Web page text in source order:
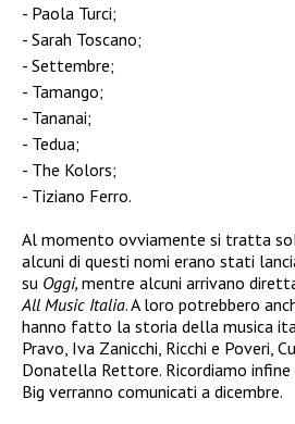
Paola Turci;
Sarah Toscano;
Settembre;
Tamango;
Tananai;
Tedua;
The Kolors;
Tiziano Ferro.
Al momento ovviamente si tratta
alcuni di questi nomi erano stati
su Oggi, mentre alcuni arrivano
All Music Italia. A loro potrebbero
hanno fatto la storia della musica
Pravo, Iva Zanicchi, Ricchi e Poveri,
Donatella Rettore. Ricordiamo
Big verranno comunicati a dicembre.